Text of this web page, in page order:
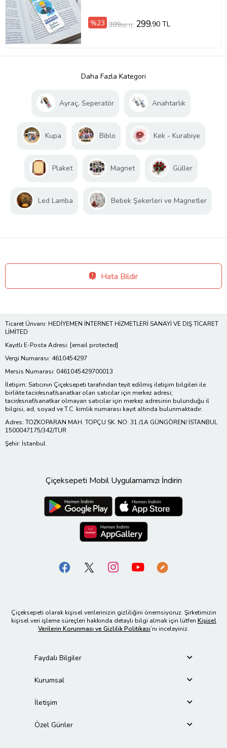
%23 389,90 TL 299,90 TL
Daha Fazla Kategori
Ayraç, Seperatör Anahtarlık
Kupa Biblo Kek - Kurabiye
Plaket Magnet Güller
Led Lamba Bebek Şekerleri ve Magnetler
Hata Bildir
Ticaret Ünvanı: HEDİYEMEN İNTERNET HİZMETLERİ SANAYİ VE DIŞ TİCARET
LİMİTED
Kayıtlı E-Posta Adresi: [email protected]
Vergi Numarası: 4610454297
Mersis Numarası: 0461045429700013
İletişim: Satıcının Çiçeksepeti tarafından teyit edilmiş iletişim bilgileri ile
birlikte tacir/esnaf/sanatkar olan satıcılar için merkez adresi;
tacir/esnaf/sanatkar olmayan satıcılar için merkez adresinin bulunduğu il
bilgisi, ad, soyad ve T.C. kimlik numarası kayıt altında bulunmaktadır.
Adres: TOZKOPARAN MAH. TOPÇU SK. NO: 31 /1A GÜNGÖREN/ İSTANBUL
1500047175/342/TUR
Şehir: İstanbul
Çiçeksepeti Mobil Uygulamamızı İndirin
Çiçeksepeti olarak kişisel verilerinizin gizliliğini önemsiyoruz. Şirketimizin
kişisel veri işleme süreçleri hakkında detaylı bilgi almak için lütfen Kişisel
Verilerin Korunması ve Gizlilik Politikası’nı inceleyiniz.
Faydalı Bilgiler
Kurumsal
İletişim
Özel Günler